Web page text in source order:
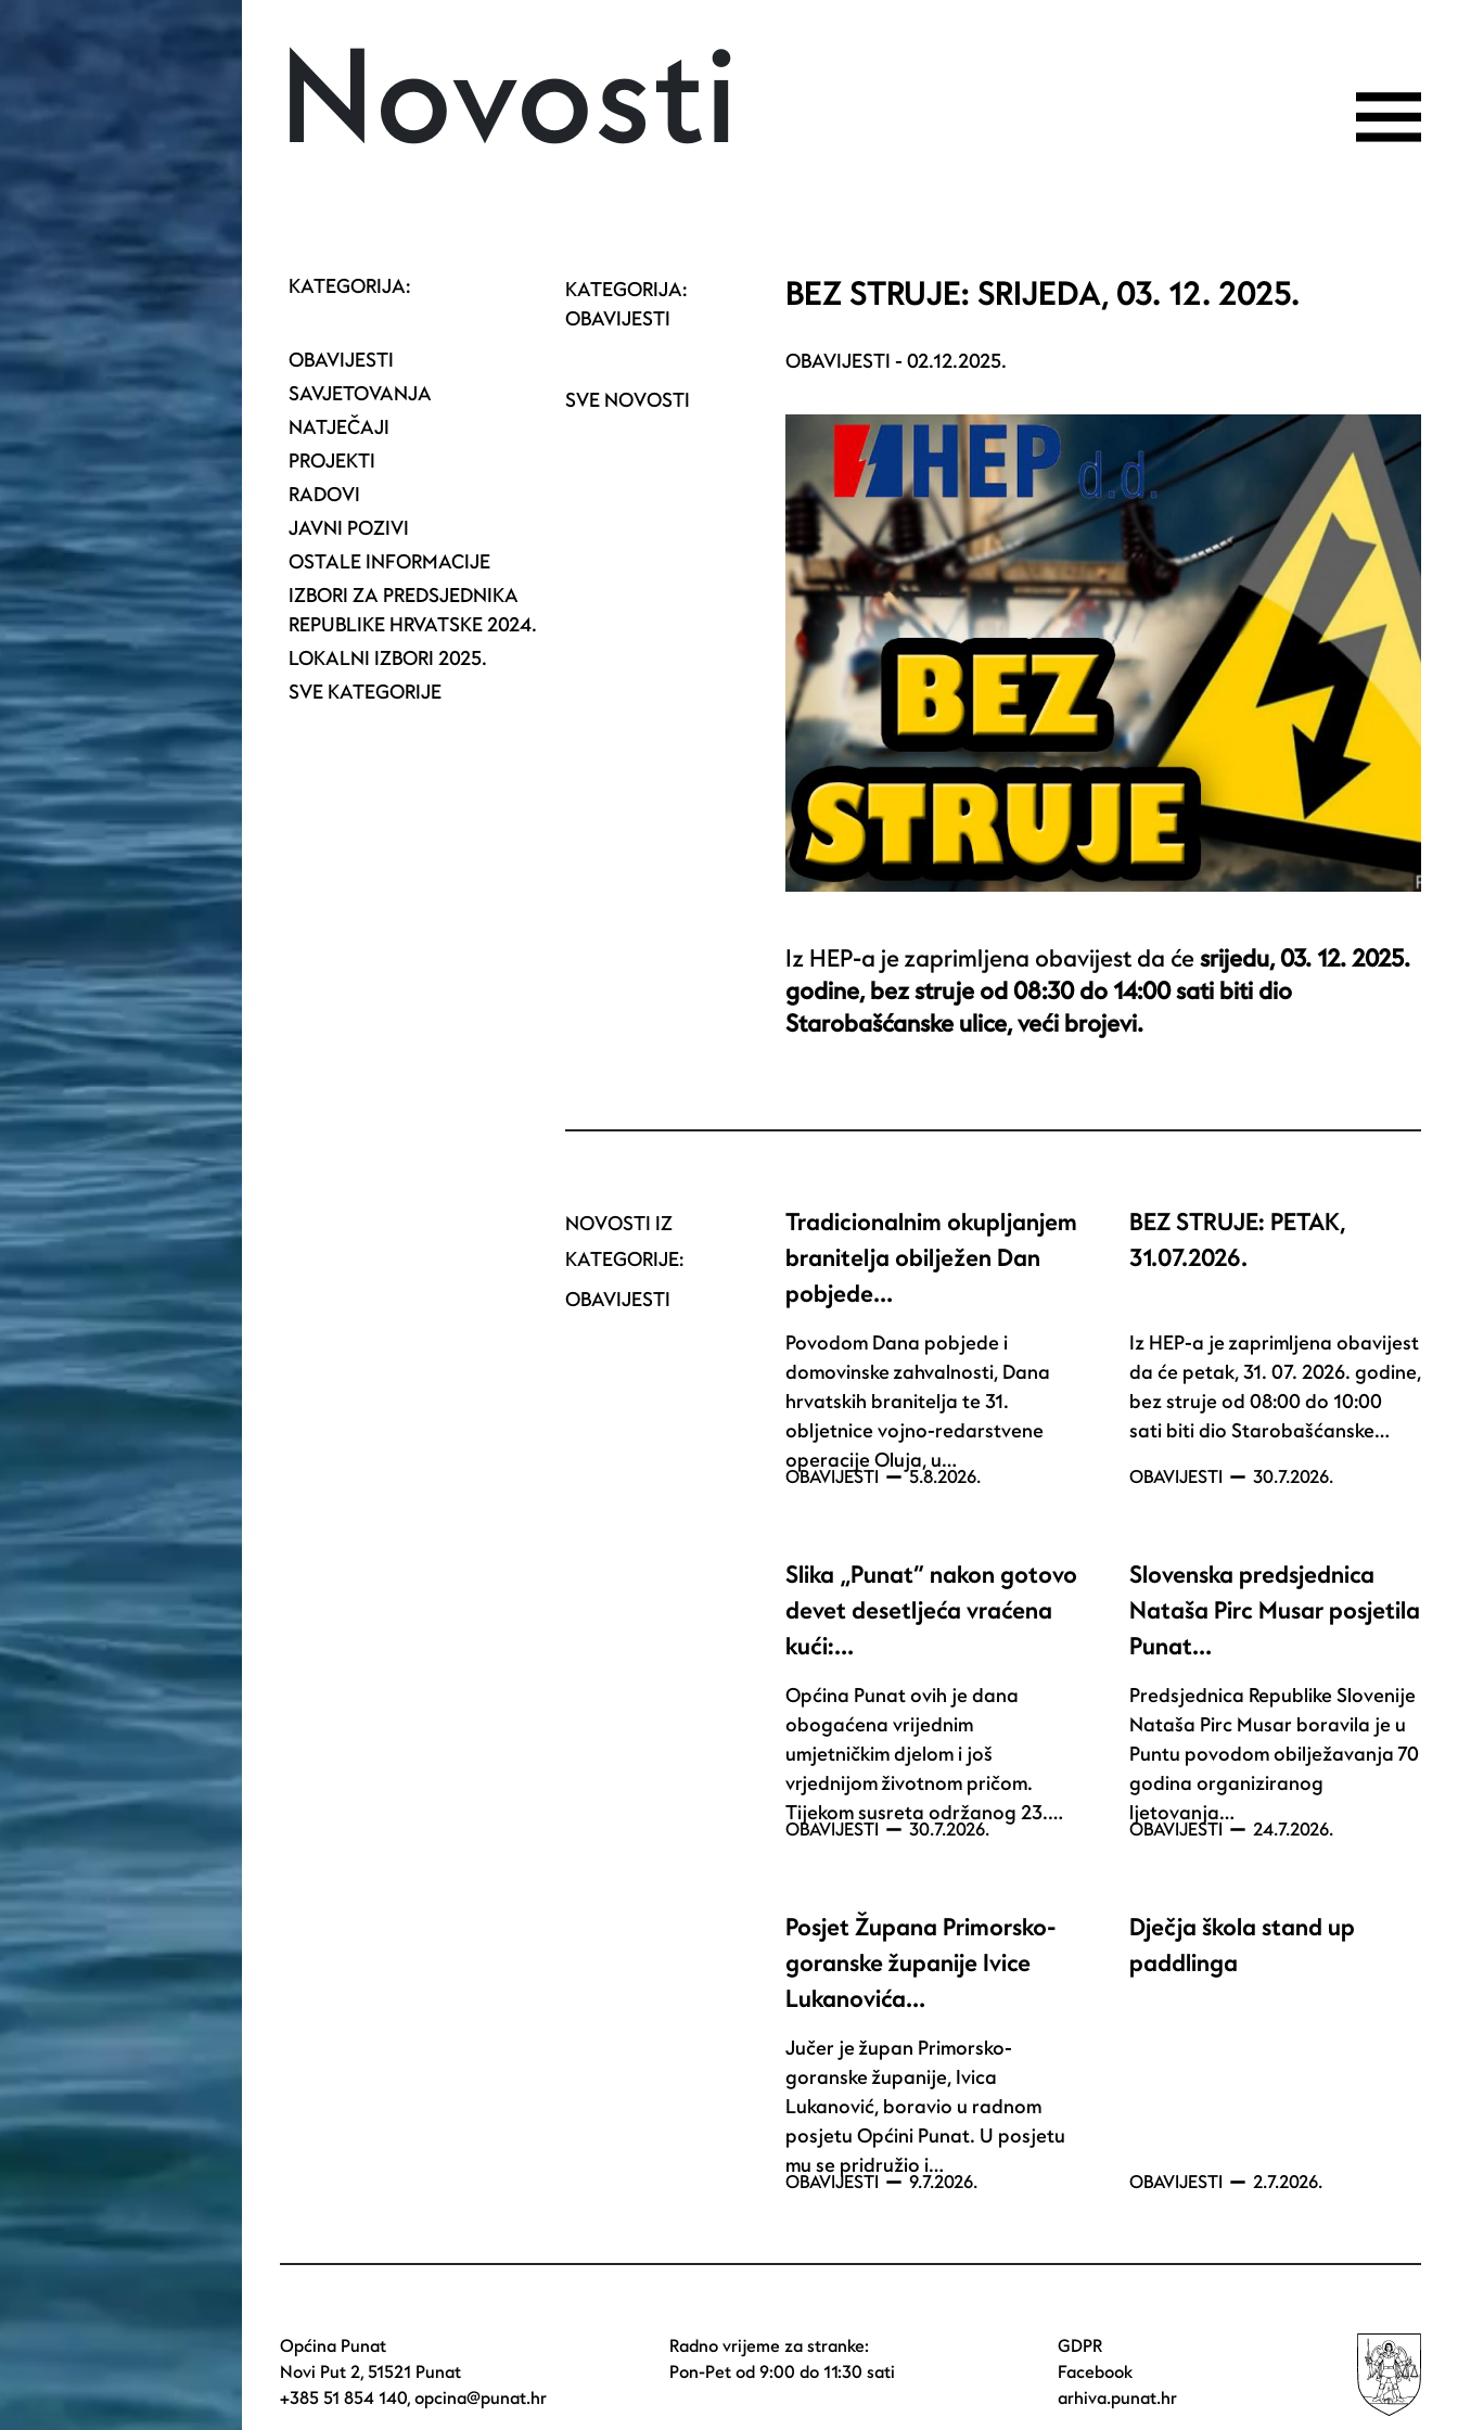
Novosti
KATEGORIJA:
OBAVIJESTI
SAVJETOVANJA
NATJEČAJI
PROJEKTI
RADOVI
JAVNI POZIVI
OSTALE INFORMACIJE
IZBORI ZA PREDSJEDNIKA
REPUBLIKE HRVATSKE 2024.
LOKALNI IZBORI 2025.
SVE KATEGORIJE
KATEGORIJA:
OBAVIJESTI
SVE NOVOSTI
BEZ STRUJE: SRIJEDA, 03. 12. 2025.
OBAVIJESTI -02.12.2025.
Iz HEP-a je zaprimljena obavijest da ćesrijedu, 03. 12. 2025.
godine, bez struje od 08:30 do 14:00 sati biti dio
Starobašćanske ulice, veći brojevi.
NOVOSTI IZ
KATEGORIJE:
OBAVIJESTI
Tradicionalnim okupljanjem
branitelja obilježen Dan
pobjede…
Povodom Dana pobjede i
domovinske zahvalnosti, Dana
hrvatskih branitelja te 31.
obljetnice vojno-redarstvene
operacije Oluja, u…
OBAVIJESTI 5.8.2026.
BEZ STRUJE: PETAK,
31.07.2026.
Iz HEP-a je zaprimljena obavijest
da će petak, 31. 07. 2026. godine,
bez struje od 08:00 do 10:00
sati biti dio Starobašćanske…
OBAVIJESTI 30.7.2026.
Slika „Punat“ nakon gotovo
devet desetljeća vraćena
kući:…
Općina Punat ovih je dana
obogaćena vrijednim
umjetničkim djelom i još
vrjednijom životnom pričom.
Tijekom susreta održanog 23.…
OBAVIJESTI 30.7.2026.
Slovenska predsjednica
Nataša Pirc Musar posjetila
Punat…
Predsjednica Republike Slovenije
Nataša Pirc Musar boravila je u
Puntu povodom obilježavanja 70
godina organiziranog
ljetovanja…
OBAVIJESTI 24.7.2026.
Posjet Župana Primorsko-
goranske županije Ivice
Lukanovića…
Jučer je župan Primorsko-
goranske županije, Ivica
Lukanović, boravio u radnom
posjetu Općini Punat. U posjetu
mu se pridružio i…
OBAVIJESTI 9.7.2026.
Dječja škola stand up
paddlinga
OBAVIJESTI 2.7.2026.
Općina Punat
Novi Put 2, 51521 Punat
+385 51 854 140,opcina@punat.hr
Radno vrijeme za stranke:
Pon-Pet od 9:00 do 11:30 sati
GDPR
Facebook
arhiva.punat.hr